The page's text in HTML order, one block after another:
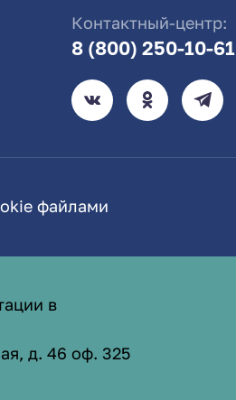
Контактный-центр:
8 (800) 250-10-61
файлами
в
д. 46 оф. 325